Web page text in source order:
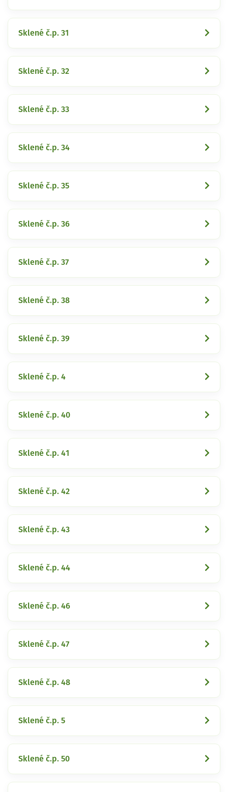
Sklené č.p. 31
Sklené č.p. 32
Sklené č.p. 33
Sklené č.p. 34
Sklené č.p. 35
Sklené č.p. 36
Sklené č.p. 37
Sklené č.p. 38
Sklené č.p. 39
Sklené č.p. 4
Sklené č.p. 40
Sklené č.p. 41
Sklené č.p. 42
Sklené č.p. 43
Sklené č.p. 44
Sklené č.p. 46
Sklené č.p. 47
Sklené č.p. 48
Sklené č.p. 5
Sklené č.p. 50